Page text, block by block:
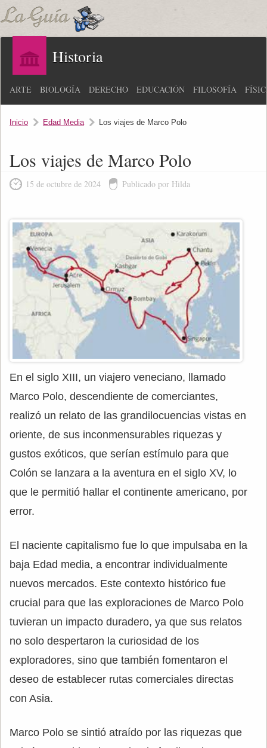
Historia
ARTE BIOLOGÍA DERECHO EDUCACIÓN FILOSOFÍA
Inicio Edad Media Los viajes de Marco Polo
Los viajes de Marco Polo
15 de octubre de 2024 Publicado por Hilda
En el siglo XIII, un viajero veneciano, llamado
Marco Polo, descendiente de comerciantes,
realizó un relato de las grandilocuencias vistas en
oriente, de sus inconmensurables riquezas y
gustos exóticos, que serían estímulo para que
Colón se lanzara a la aventura en el siglo XV, lo
que le permitió hallar el continente americano, por
error.
El naciente capitalismo fue lo que impulsaba en la
baja Edad media, a encontrar individualmente
nuevos mercados. Este contexto histórico fue
crucial para que las exploraciones de Marco Polo
tuvieran un impacto duradero, ya que sus relatos
no solo despertaron la curiosidad de los
exploradores, sino que también fomentaron el
deseo de establecer rutas comerciales directas
con Asia.
Marco Polo se sintió atraído por las riquezas que